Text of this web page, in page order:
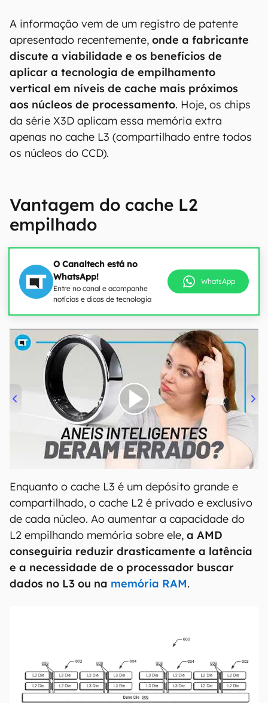
A informação vem de um registro de patente
apresentado recentemente, onde a fabricante
discute a viabilidade e os benefícios de
aplicar a tecnologia de empilhamento
vertical em níveis de cache mais próximos
aos núcleos de processamento. Hoje, os chips
da série X3D aplicam essa memória extra
apenas no cache L3 (compartilhado entre todos
os núcleos do CCD).
Vantagem do cache L2
empilhado
O Canaltech está no
WhatsApp!
Entre no canal e acompanhe
notícias e dicas de tecnologia
WhatsApp
00:00/21:11
Enquanto o cache L3 é um depósito grande e
compartilhado, o cache L2 é privado e exclusivo
de cada núcleo. Ao aumentar a capacidade do
L2 empilhando memória sobre ele, a AMD
conseguiria reduzir drasticamente a latência
e a necessidade de o processador buscar
dados no L3 ou na memória RAM.